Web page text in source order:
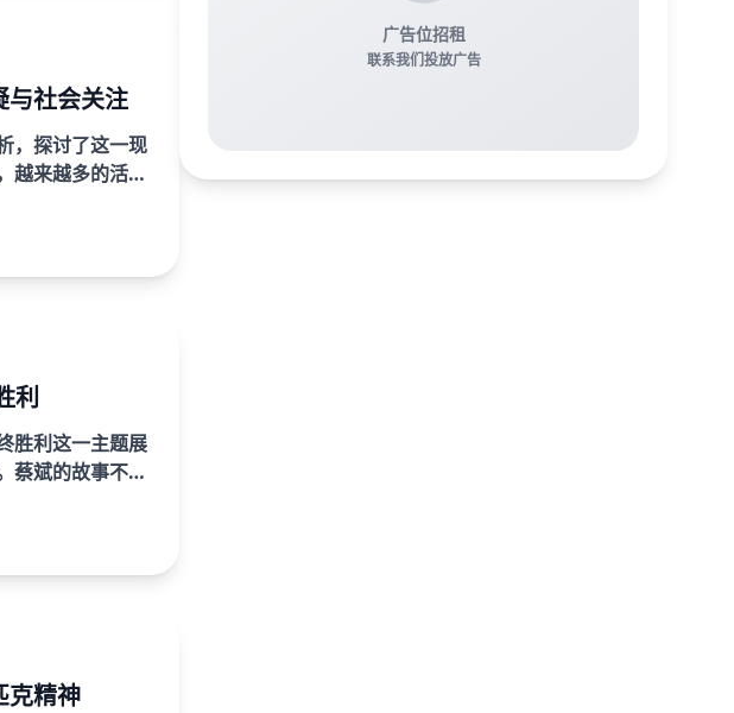
与社会关注
，探讨了这一现
越来越多的活动
利
胜利这一主题展
蔡斌的故事不仅
克精神
广告位招租
联系我们投放广告